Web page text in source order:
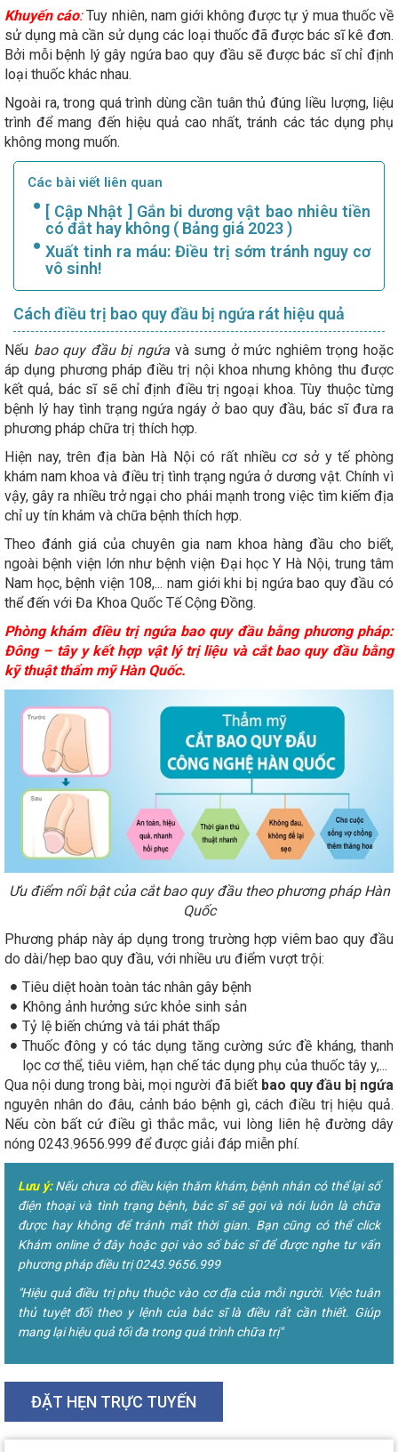
Khuyến cáo:Tuy nhiên, nam giới không được tự ý mua thuốc về
sử dụng mà cần sử dụng các loại thuốc đã được bác sĩ kê đơn.
Bởi mỗi bệnh lý gây ngứa bao quy đầu sẽ được bác sĩ chỉ định
loại thuốc khác nhau.
Ngoài ra, trong quá trình dùng cần tuân thủ đúng liều lượng, liệu
trình để mang đến hiệu quả cao nhất, tránh các tác dụng phụ
không mong muốn.
Các bài viết liên quan
[ Cập Nhật ] Gắn bi dương vật bao nhiêu tiền
có đắt hay không ( Bảng giá 2023 )
Xuất tinh ra máu: Điều trị sớm tránh nguy cơ
vô sinh!
Cách điều trị bao quy đầu bị ngứa rát hiệu quả
Nếu bao quy đầu bị ngứavà sưng ở mức nghiêm trọng hoặc
áp dụng phương pháp điều trị nội khoa nhưng không thu được
kết quả, bác sĩ sẽ chỉ định điều trị ngoại khoa. Tùy thuộc từng
bệnh lý hay tình trạng ngứa ngáy ở bao quy đầu, bác sĩ đưa ra
phương pháp chữa trị thích hợp.
Hiện nay, trên địa bàn Hà Nội có rất nhiều cơ sở y tế phòng
khám nam khoa và điều trị tình trạng ngứa ở dương vật. Chính vì
vậy, gây ra nhiều trở ngại cho phái mạnh trong việc tìm kiếm địa
chỉ uy tín khám và chữa bệnh thích hợp.
Theo đánh giá của chuyên gia nam khoa hàng đầu cho biết,
ngoài bệnh viện lớn như bệnh viện Đại học Y Hà Nội, trung tâm
Nam học, bệnh viện 108,... nam giới khi bị ngứa bao quy đầu có
thể đến với Đa Khoa Quốc Tế Cộng Đồng.
Phòng khám điều trị ngứa bao quy đầu bằng phương pháp:
Đông – tây y kết hợp vật lý trị liệu và cắt bao quy đầu bằng
kỹ thuật thẩm mỹ Hàn Quốc.
Ưu điểm nổi bật của cắt bao quy đầu theo phương pháp Hàn
Quốc
Phương pháp này áp dụng trong trường hợp viêm bao quy đầu
do dài/hẹp bao quy đầu, với nhiều ưu điểm vượt trội:
Tiêu diệt hoàn toàn tác nhân gây bệnh
Không ảnh hưởng sức khỏe sinh sản
Tỷ lệ biến chứng và tái phát thấp
Thuốc đông y có tác dụng tăng cường sức đề kháng, thanh
lọc cơ thể, tiêu viêm, hạn chế tác dụng phụ của thuốc tây y,...
Qua nội dung trong bài, mọi người đã biết bao quy đầu bị ngứa
nguyên nhân do đâu, cảnh báo bệnh gì, cách điều trị hiệu quả.
Nếu còn bất cứ điều gì thắc mắc, vui lòng liên hệ đường dây
nóng 0243.9656.999 để được giải đáp miễn phí.
Lưu ý:Nếu chưa có điều kiện thăm khám, bệnh nhân có thể lại số
điện thoại và tình trạng bệnh, bác sĩ sẽ gọi và nói luôn là chữa
được hay không để tránh mất thời gian. Bạn cũng có thể click
Khám online ở đây hoặc gọi vào số bác sĩ để được nghe tư vấn
phương pháp điều trị 0243.9656.999
"Hiệu quả điều trị phụ thuộc vào cơ địa của mỗi người. Việc tuân
thủ tuyệt đối theo y lệnh của bác sĩ là điều rất cần thiết. Giúp
mang lại hiệu quả tối đa trong quá trình chữa trị"
ĐẶT HẸN TRỰC TUYẾN